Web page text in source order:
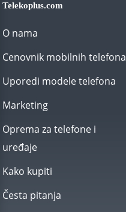
Telekoplus.com
O nama
Cenovnik mobilnih telefona
Uporedi modele telefona
Marketing
Oprema za telefone i
uređaje
Kako kupiti
Česta pitanja